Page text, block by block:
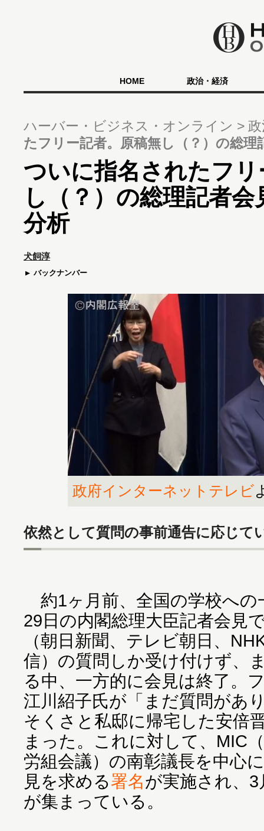
HOME 政治・経済
ハーバー・ビジネス・オンライン
たフリー記者。原稿無し（？）の総理
ついに指名されたフ
し（？）の総理記者
分析
犬飼淳
バックナンバー
政府インターネットテレビ
依然として質問の事前通告に応じて
約1ヶ月前、全国の学校への
29日の内閣総理大臣記者会見
（朝日新聞、テレビ朝日、
信）の質問しか受け付けず、
る中、一方的に会見は終了。
江川紹子氏が「まだ質問があ
そくさと私邸に帰宅した安倍
まった。これに対して、MIC
労組会議）の南彰議長を中心
見を求める署名が実施され、
が集まっている。